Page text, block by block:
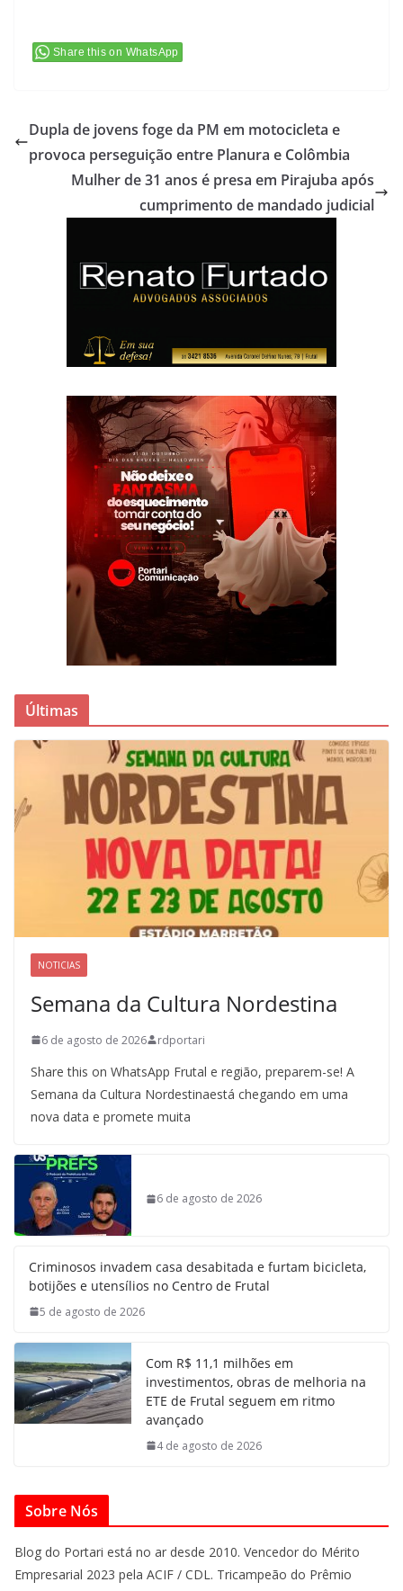
Share this on WhatsApp
Dupla de jovens foge da PM em motocicleta e
provoca perseguição entre Planura e Colômbia
Mulher de 31 anos é presa em Pirajuba após
cumprimento de mandado judicial
Últimas
NOTICIAS
Semana da Cultura Nordestina
6 de agosto de 2026 rdportari
Share this on WhatsApp Frutal e região, preparem-se! A
Semana da Cultura Nordestinaestá chegando em uma
nova data e promete muita
6 de agosto de 2026
Criminosos invadem casa desabitada e furtam bicicleta,
botijões e utensílios no Centro de Frutal
5 de agosto de 2026
Com R$ 11,1 milhões em
investimentos, obras de melhoria na
ETE de Frutal seguem em ritmo
avançado
4 de agosto de 2026
Sobre Nós
Blog do Portari está no ar desde 2010. Vencedor do Mérito
Empresarial 2023 pela ACIF / CDL. Tricampeão do Prêmio